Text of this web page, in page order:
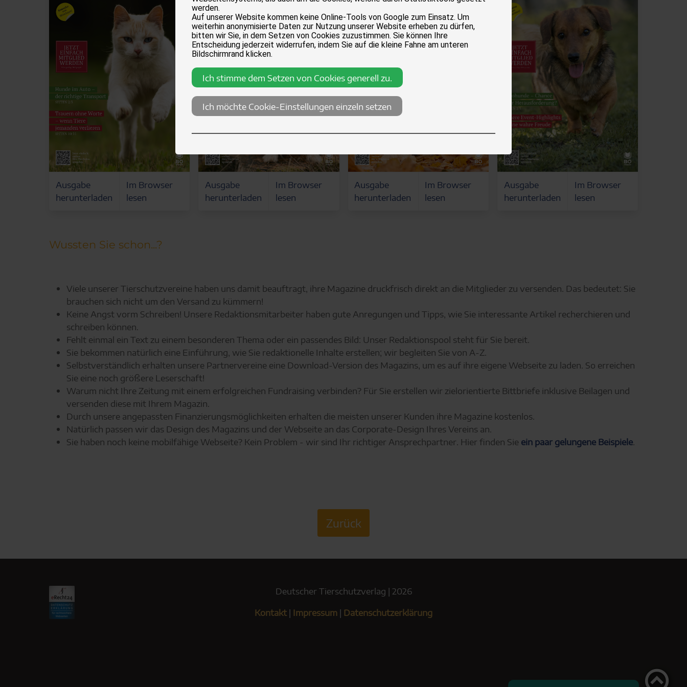
Ausgabe
herunterladen
Im Browser
lesen
Ausgabe
herunterladen
Im Browser
lesen
Ausgabe
herunterladen
Im Browser
lesen
Ausgabe
herunterladen
Im Browser
lesen
Wussten Sie schon...?
Viele unserer Tierschutzvereine haben uns damit beauftragt, ihre Magazine druckfrisch direkt an die Mitglieder zu versenden. Das bedeutet: Sie
brauchen sich nicht um den Versand zu kümmern!
Keine Angst vorm Schreiben! Unsere Redaktionsmitarbeiter haben gute Anregungen und Tipps, wie Sie interessante Artikel recherchieren und
schreiben können.
Fehlt einmal ein Text zu einem besonderen Thema oder ein passendes Bild: Unser Redaktionspool steht für Sie bereit.
Sie bekommen natürlich eine Einführung, wie Sie redaktionelle Inhalte erstellen; wir begleiten Sie von A-Z.
Selbstverständlich erhalten unsere Partnervereine eine Download-Version des Magazins, um es auf ihre eigene Webseite zu laden. So erreichen
Sie eine noch größere Leserschaft!
Warum nicht Ihre Zeitung mit einem erfolgreichen Fundraising verbinden? Für Sie erstellen wir zielorientierte Bittbriefe inklusive Beilagen und
versenden diese mit Ihrem Magazin.
Durch unsere angepassten Finanzierungsmöglichkeiten erhalten die meisten unserer Kunden ihre Magazine kostenlos.
Natürlich passen wir das Design des Magazins und der Webseite an das Corporate-Design Ihres Vereins an.
Sie haben noch keine mobilfähige Webseite? Kein Problem - wir sind Ihr richtiger Ansprechpartner. Hier finden Sie ein paar gelungene Beispiele.
Zurück
Deutscher Tierschutzverlag | 2026
Kontakt | Impressum | Datenschutzerklärung
werden.
Auf unserer Website kommen keine Online-Tools von Google zum Einsatz. Um
weiterhin anonymisierte Daten zur Nutzung unserer Website erheben zu dürfen,
bitten wir Sie, in dem Setzen von Cookies zuzustimmen. Sie können Ihre
Entscheidung jederzeit widerrufen, indem Sie auf die kleine Fahne am unteren
Bildschirmrand klicken.
Ich stimme dem Setzen von Cookies generell zu.
Ich möchte Cookie-Einstellungen einzeln setzen